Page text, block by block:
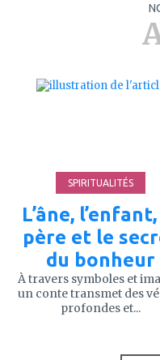
SPIRITUALITÉS
L’âne,
père et le
du bonheur
À travers symboles et
un conte transmet des
profondes et...